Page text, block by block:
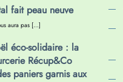
fait peau neuve
aura pas […]
éco-solidaire : la
Récup&Co
paniers garnis aux